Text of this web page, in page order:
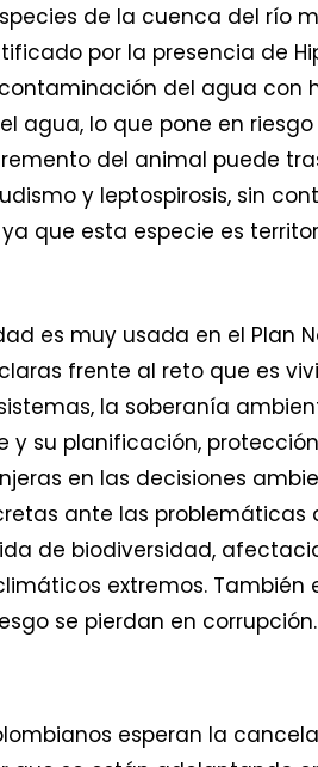
de la cuenca del río
por la presencia de
del agua
agua, lo que pone en
del animal puede
y leptospirosis, sin
que esta especie es
es muy usada en el Plan
frente al reto que es
la soberanía
su planificación,
en las decisiones
ante las
de biodiversidad,
extremos.
se pierdan en corrupción.
esperan la